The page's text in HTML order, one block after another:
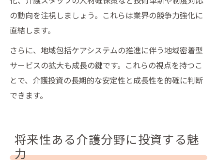
の動向を注視しましょう。これらは業界の競争力強化に
直結します。
さらに、地域包括ケアシステムの推進に伴う地域密着型
サービスの拡大も成長の鍵です。これらの視点を持つこ
とで、介護投資の長期的な安定性と成長性を的確に判断
できます。
将来性ある介護分野に投資する魅
力